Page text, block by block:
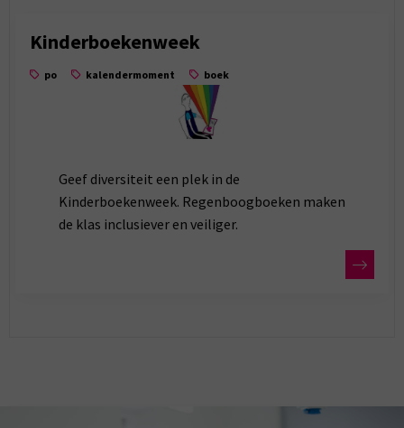
Kinderboekenweek
po kalendermoment boek
Geef diversiteit een plek in de
Kinderboekenweek. Regenboogboeken maken
de klas inclusiever en veiliger.